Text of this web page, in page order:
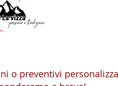
o preventivi